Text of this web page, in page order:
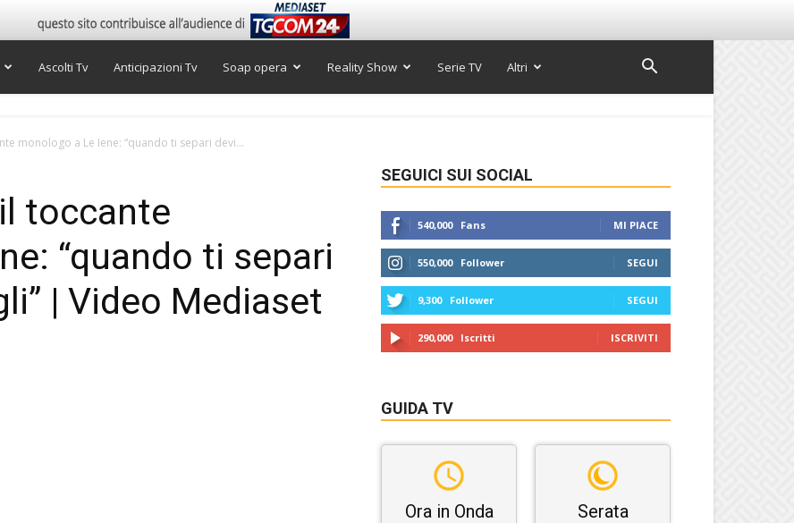
Ascolti Tv Anticipazioni Tv Soap opera Reality Show Serie TV Altri
monologo a Le Iene: “quando ti separi devi...
toccante
“quando ti separi
| Video Mediaset
SEGUICI SUI SOCIAL
540,000 Fans MI PIACE
550,000 Follower SEGUI
9,300 Follower SEGUI
290,000 Iscritti ISCRIVITI
GUIDA TV
Ora in Onda Serata